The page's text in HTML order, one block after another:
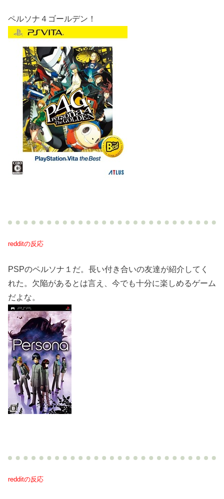
ペルソナ４ゴールデン！
redditの反応
PSPのペルソナ１だ。長い付き合いの友達が紹介してく
れた。欠陥があるとは言え、今でも十分に楽しめるゲーム
だよな。
redditの反応